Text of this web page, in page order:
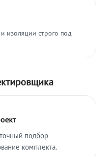
изоляции строго под
подбор
комплекта.